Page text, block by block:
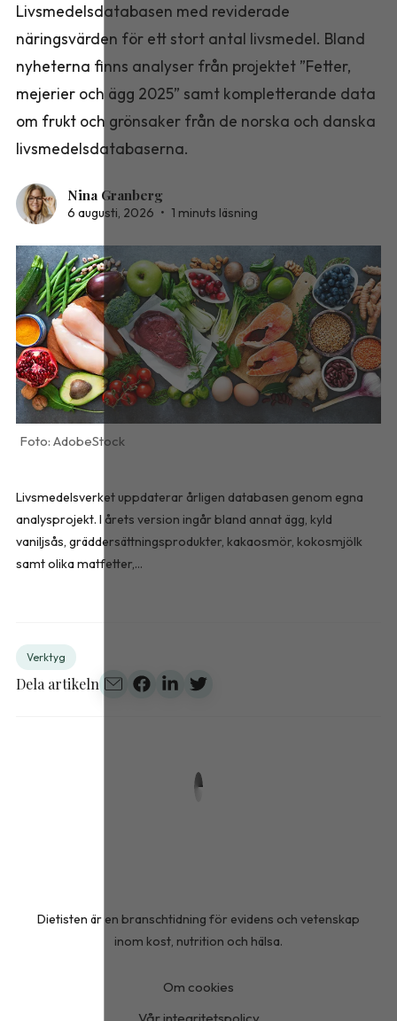
Livsmedelsdatabasen med reviderade
näringsvärden för ett stort antal livsmedel. Bland
nyheterna finns analyser från projektet ”Fetter,
mejerier och ägg 2025” samt kompletterande data
om frukt och grönsaker från de norska och danska
livsmedelsdatabaserna.
Nina Granberg
6 augusti, 2026 • 1 minuts läsning
AdobeStock
Livsmedelsverket uppdaterar årligen databasen genom egna
analysprojekt. I årets version ingår bland annat ägg, kyld
vaniljsås, gräddersättningsprodukter, kakaosmör, kokosmjölk
samt olika matfetter,...
Verktyg
Dela artikeln
Dietisten är en branschtidning för evidens och vetenskap
inom kost, nutrition och hälsa.
Om cookies